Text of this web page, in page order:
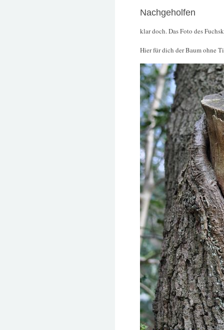
Nachgeholfen
klar doch. Das Foto des
Hier für dich der Baum ohne